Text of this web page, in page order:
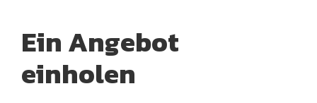
Ein Angebot
einholen